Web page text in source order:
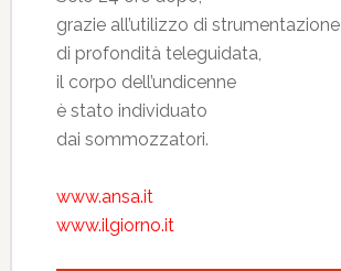
grazie all’utilizzo di strumentazione
di profondità teleguidata,
il corpo dell’undicenne
è stato individuato
dai sommozzatori.
www.ansa.it
www.ilgiorno.it